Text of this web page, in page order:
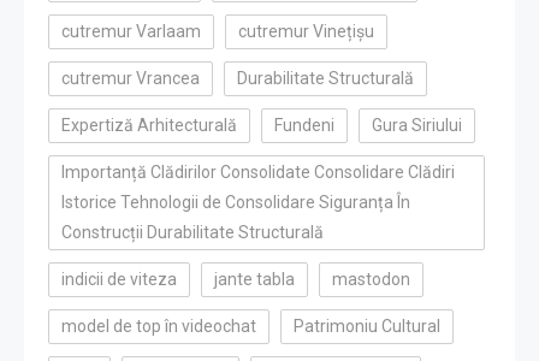
cutremur Varlaam cutremur Vinețișu
cutremur Vrancea Durabilitate Structurală
Expertiză Arhitecturală Fundeni Gura Siriului
Importanță Clădirilor Consolidate Consolidare Clădiri
Istorice Tehnologii de Consolidare Siguranța În
Construcții Durabilitate Structurală
indicii de viteza jante tabla mastodon
model de top în videochat Patrimoniu Cultural